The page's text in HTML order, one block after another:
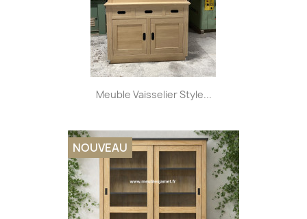
Meuble Vaisselier Style...
NOUVEAU